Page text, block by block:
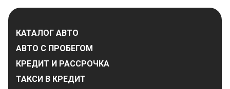
КАТАЛОГ АВТО
АВТО С ПРОБЕГОМ
КРЕДИТ И РАССРОЧКА
ТАКСИ В КРЕДИТ